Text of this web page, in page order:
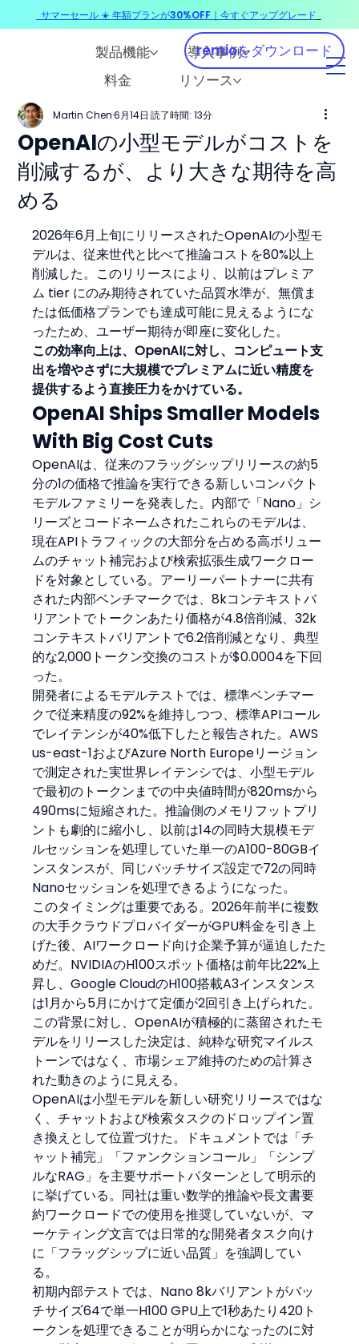
製品機能
導入事例
料金
リソース
remioをダウンロード
OpenAIの小型モデルがコストを
削減するが、より大きな期待を高
める
Martin Chen 6月14日 読了時間: 13分
2026年6月上旬にリリースされたOpenAIの小型モ
デルは、従来世代と比べて推論コストを80%以上
削減した。このリリースにより、以前はプレミア
ム tier にのみ期待されていた品質水準が、無償ま
たは低価格プランでも達成可能に見えるようにな
ったため、ユーザー期待が即座に変化した。
この効率向上は、OpenAIに対し、コンピュート支
出を増やさずに大規模でプレミアムに近い精度を
提供するよう直接圧力をかけている。
OpenAI Ships Smaller Models
With Big Cost Cuts
OpenAIは、従来のフラッグシップリリースの約5
分の1の価格で推論を実行できる新しいコンパクト
モデルファミリーを発表した。内部で「Nano」シ
リーズとコードネームされたこれらのモデルは、
現在APIトラフィックの大部分を占める高ボリュー
ムのチャット補完および検索拡張生成ワークロー
ドを対象としている。アーリーパートナーに共有
された内部ベンチマークでは、8kコンテキストバ
リアントでトークンあたり価格が4.8倍削減、32k
コンテキストバリアントで6.2倍削減となり、典型
的な2,000トークン交換のコストが$0.0004を下回
った。
開発者によるモデルテストでは、標準ベンチマー
クで従来精度の92%を維持しつつ、標準APIコール
でレイテンシが40%低下したと報告された。AWS
us-east-1およびAzure North Europeリージョン
で測定された実世界レイテンシでは、小型モデル
で最初のトークンまでの中央値時間が820msから
490msに短縮された。推論側のメモリフットプリ
ントも劇的に縮小し、以前は14の同時大規模モデ
ルセッションを処理していた単一のA100-80GBイ
ンスタンスが、同じバッチサイズ設定で72の同時
Nanoセッションを処理できるようになった。
このタイミングは重要である。2026年前半に複数
の大手クラウドプロバイダーがGPU料金を引き上
げた後、AIワークロード向け企業予算が逼迫したた
めだ。NVIDIAのH100スポット価格は前年比22%上
昇し、Google CloudのH100搭載A3インスタンス
は1月から5月にかけて定価が2回引き上げられた。
この背景に対し、OpenAIが積極的に蒸留されたモ
デルをリリースした決定は、純粋な研究マイルス
トーンではなく、市場シェア維持のための計算さ
れた動きのように見える。
OpenAIは小型モデルを新しい研究リリースではな
く、チャットおよび検索タスクのドロップイン置
き換えとして位置づけた。ドキュメントでは「チ
ャット補完」「ファンクションコール」「シンプ
ルなRAG」を主要サポートパターンとして明示的
に挙げている。同社は重い数学的推論や長文書要
約ワークロードでの使用を推奨していないが、マ
ーケティング文言では日常的な開発者タスク向け
に「フラッグシップに近い品質」を強調してい
る。
初期内部テストでは、Nano 8kバリアントがバッ
チサイズ64で単一H100 GPU上で1秒あたり420ト
ークンを処理できることが明らかになったのに対
サマーセール ☀️ 年額プランが30%OFF｜今すぐアップグレード